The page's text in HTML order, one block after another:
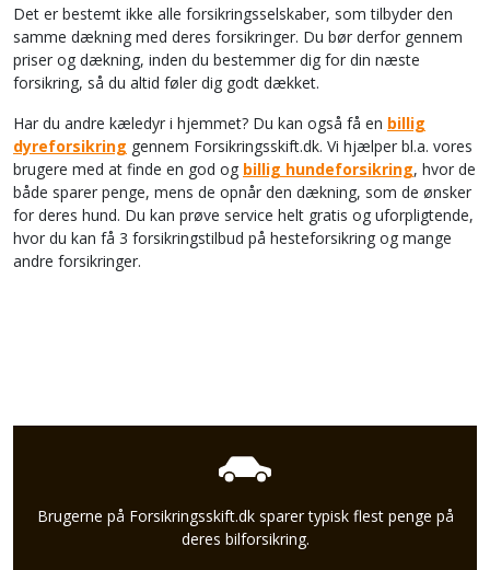
Det er bestemt ikke alle forsikringsselskaber, som tilbyder den
samme dækning med deres forsikringer. Du bør derfor gennem
priser og dækning, inden du bestemmer dig for din næste
forsikring, så du altid føler dig godt dækket.
Har du andre kæledyr i hjemmet? Du kan også få en billig
dyreforsikring gennem Forsikringsskift.dk. Vi hjælper bl.a. vores
brugere med at finde en god og billig hundeforsikring, hvor de
både sparer penge, mens de opnår den dækning, som de ønsker
for deres hund. Du kan prøve service helt gratis og uforpligtende,
hvor du kan få 3 forsikringstilbud på hesteforsikring og mange
andre forsikringer.
Brugerne på Forsikringsskift.dk sparer typisk flest penge på
deres bilforsikring.